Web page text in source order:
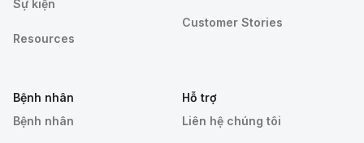
Sự kiện
Resources
Customer Stories
Bệnh nhân
Bệnh nhân
Hỗ trợ
Liên hệ chúng tôi